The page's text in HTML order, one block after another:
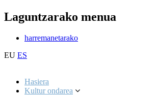
Laguntzarako menua
harremanetarako
EU ES
Hasiera
Kultur ondarea